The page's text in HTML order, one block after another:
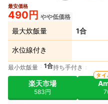
最安価格
490円 やや低価格
最大炊飯量 1合
水位線付き
最小炊飯量 1合持ち手付き
楽天市場
583円
タイ